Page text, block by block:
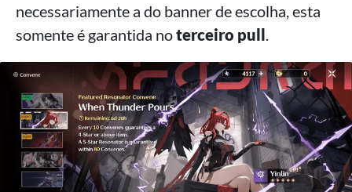
necessariamente a do banner de escolha, esta
somente é garantida noterceiro pull .